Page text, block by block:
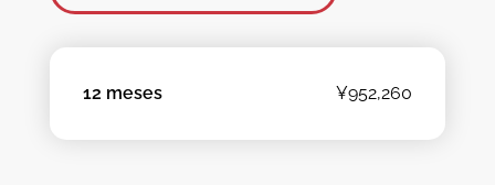
12 meses ¥952,260